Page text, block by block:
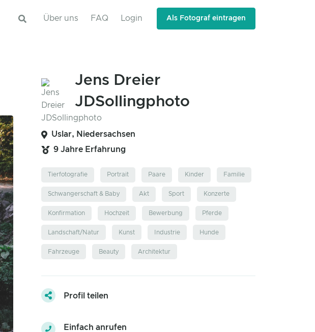
Über uns FAQ Login Als Fotograf eintragen
Jens Dreier
JDSollingphoto
Uslar, Niedersachsen
9 Jahre Erfahrung
Tierfotografie Portrait Paare Kinder Familie
Schwangerschaft & Baby Akt Sport Konzerte
Konfirmation Hochzeit Bewerbung Pferde
Landschaft/Natur Kunst Industrie Hunde
Fahrzeuge Beauty Architektur
Profil teilen
Einfach anrufen